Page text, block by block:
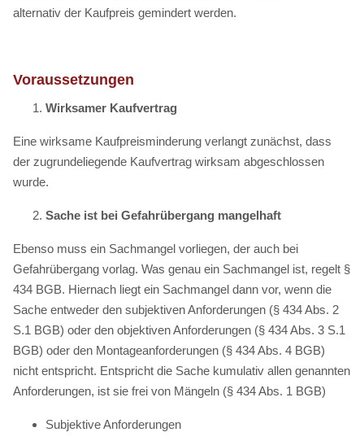
alternativ der Kaufpreis gemindert werden.
Voraussetzungen
Wirksamer Kaufvertrag
Eine wirksame Kaufpreisminderung verlangt zunächst, dass
der zugrundeliegende Kaufvertrag wirksam abgeschlossen
wurde.
Sache ist bei Gefahrübergang mangelhaft
Ebenso muss ein Sachmangel vorliegen, der auch bei
Gefahrübergang vorlag. Was genau ein Sachmangel ist, regelt §
434 BGB. Hiernach liegt ein Sachmangel dann vor, wenn die
Sache entweder den subjektiven Anforderungen (§ 434 Abs. 2
S.1 BGB) oder den objektiven Anforderungen (§ 434 Abs. 3 S.1
BGB) oder den Montageanforderungen (§ 434 Abs. 4 BGB)
nicht entspricht. Entspricht die Sache kumulativ allen genannten
Anforderungen, ist sie frei von Mängeln (§ 434 Abs. 1 BGB)
Subjektive Anforderungen